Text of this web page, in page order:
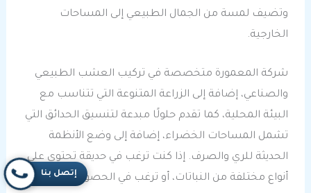
وتضيف لمسة من الجمال الطبيعي إلى المساحات
الخارجية.
شركة المعمورة متخصصة في تركيب العشب الطبيعي
والصناعي، إضافة إلى الزراعة المتنوعة التي تتناسب مع
البيئة المحلية، كما تقدم حلولًا مبدعة لتنسيق الحدائق التي
تشمل المساحات الخضراء، إضافة إلى وضع الأنظمة
الحديثة للري والصرف. إذا كنت ترغب في حديقة تحتوي على
أنواع مختلفة من النباتات، أو ترغب في الحصول على حديقة
إتصل بنا